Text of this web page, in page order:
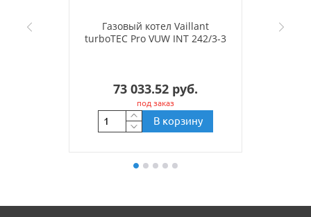
Газовый котел Vaillant
turboTEC Pro VUW INT 242/3-3
73 033.52 руб.
под заказ
В корзину